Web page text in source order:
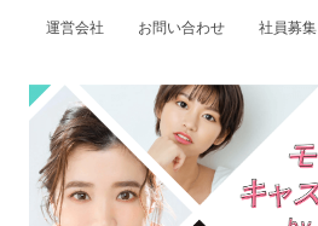
運営会社 お問い合わせ 社員募集